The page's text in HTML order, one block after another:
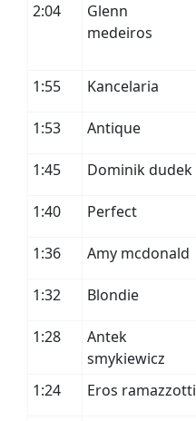
2:04
Glenn
medeiros
1:55
Kancelaria
1:53 Antique
1:45 Dominik dudek
1:40 Perfect
1:36 Amy mcdonald
1:32 Blondie
1:28
Antek
smykiewicz
1:24 Eros ramazzotti